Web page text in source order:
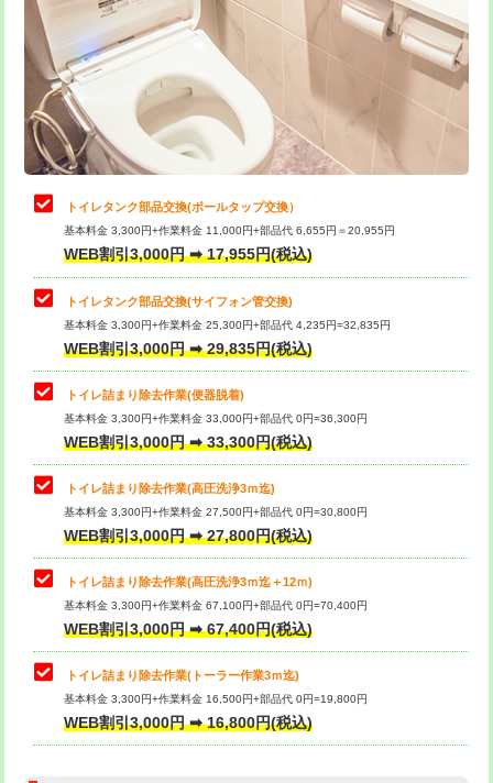
トイレタンク部品交換(ボールタップ交換）
基本料金 3,300円+作業料金 11,000円+部品代 6,655円＝20,955円
WEB割引3,000円 ➡ 17,955円(税込)
トイレタンク部品交換(サイフォン管交換)
基本料金 3,300円+作業料金 25,300円+部品代 4,235円=32,835円
WEB割引3,000円 ➡ 29,835円(税込)
トイレ詰まり除去作業(便器脱着)
基本料金 3,300円+作業料金 33,000円+部品代 0円=36,300円
WEB割引3,000円 ➡ 33,300円(税込)
トイレ詰まり除去作業(高圧洗浄3ｍ迄)
基本料金 3,300円+作業料金 27,500円+部品代 0円=30,800円
WEB割引3,000円 ➡ 27,800円(税込)
トイレ詰まり除去作業(高圧洗浄3ｍ迄＋12ｍ)
基本料金 3,300円+作業料金 67,100円+部品代 0円=70,400円
WEB割引3,000円 ➡ 67,400円(税込)
トイレ詰まり除去作業(トーラー作業3ｍ迄)
基本料金 3,300円+作業料金 16,500円+部品代 0円=19,800円
WEB割引3,000円 ➡ 16,800円(税込)